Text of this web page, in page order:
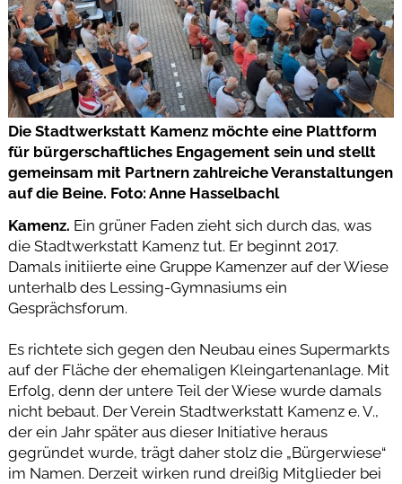
Die Stadtwerkstatt Kamenz möchte eine Plattform
für bürgerschaftliches Engagement sein und stellt
gemeinsam mit Partnern zahlreiche Veranstaltungen
auf die Beine. Foto: Anne Hasselbachl
Kamenz. Ein grüner Faden zieht sich durch das, was
die Stadtwerkstatt Kamenz tut. Er beginnt 2017.
Damals initiierte eine Gruppe Kamenzer auf der Wiese
unterhalb des Lessing-Gymnasiums ein
Gesprächsforum.
Es richtete sich gegen den Neubau eines Supermarkts
auf der Fläche der ehemaligen Kleingartenanlage. Mit
Erfolg, denn der untere Teil der Wiese wurde damals
nicht bebaut. Der Verein Stadtwerkstatt Kamenz e. V.,
der ein Jahr später aus dieser Initiative heraus
gegründet wurde, trägt daher stolz die „Bürgerwiese“
im Namen. Derzeit wirken rund dreißig Mitglieder bei